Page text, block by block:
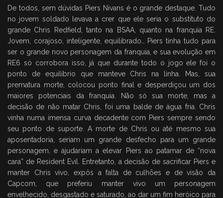
De todos, sem dúvidas Piers Nivans é o grande destaque. Tudo
no jovem soldado levava a crer que ele seria o substituto do
grande Chris Redfield, tanto na BSAA, quanto na franquia RE.
Jovem, corajoso, inteligente, equilibrado… Piers tinha tudo para
ser o grande novo personagem da franquia, e sua evolução em
RE6 só corrobora isso, já que durante todo o jogo ele foi o
ponto de equilíbrio que manteve Chris na linha. Mas, sua
prematura morte, colocou ponto final e desperdiçou um dos
maiores potenciais da franquia. Não só sua morte, mas a
decisão de não matar Chris, foi uma balde de água fria. Chris
vinha numa imensa curva decadente com Piers sempre sendo
seu ponto de suporte. A morte de Chris ou até mesmo sua
aposentadoria, seriam um grande desfecho para um grande
personagem, e ajudariam a elevar Piers ao patamar de “nova
cara” de Resident Evil. Entretanto, a decisão de sacrificar Piers e
manter Chris vivo, expôs a falta de culhões e de visão da
Capcom, que preferiu manter vivo um personagem
envelhecido, desgastado e saturado, ao dar um fim heróico para